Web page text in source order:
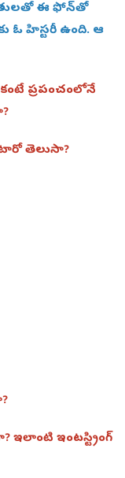
ఈ ఫోన్‌తో
ఓ హిస్టరీ ఉంది. ఆ
ప్రపంచంలోనే
తెలుసా?
ఇంటస్ట్రింగ్‌